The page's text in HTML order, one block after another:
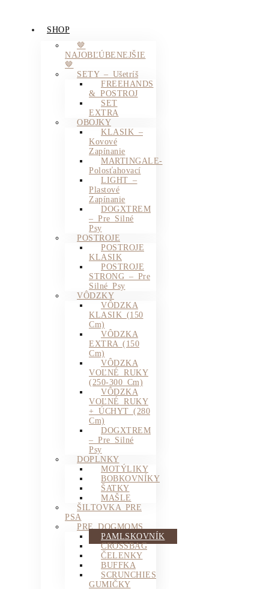
SHOP
🤎
NAJOBĽÚBENEJŠIE
🤎
SETY – Ušetríš
FREEHANDS
& POSTROJ
SET
EXTRA
OBOJKY
KLASIK –
Kovové
Zapínanie
MARTINGALE-
Polosťahovací
LIGHT –
Plastové
Zapínanie
DOGXTREM
– Pre Silné
Psy
POSTROJE
POSTROJE
KLASIK
POSTROJE
STRONG – Pre
Silné Psy
VÔDZKY
VÔDZKA
KLASIK (150
Cm)
VÔDZKA
EXTRA (150
Cm)
VÔDZKA
VOĽNÉ RUKY
(250-300 Cm)
VÔDZKA
VOĽNÉ RUKY
+ ÚCHYT (280
Cm)
DOGXTREM
– Pre Silné
Psy
DOPLNKY
MOTÝLIKY
BOBKOVNÍKY
ŠATKY
MAŠLE
ŠILTOVKA PRE
PSA
PRE DOGMOMS
PAMLSKOVNÍK
CROSSBAG
ČELENKY
BUFFKA
SCRUNCHIES
GUMIČKY